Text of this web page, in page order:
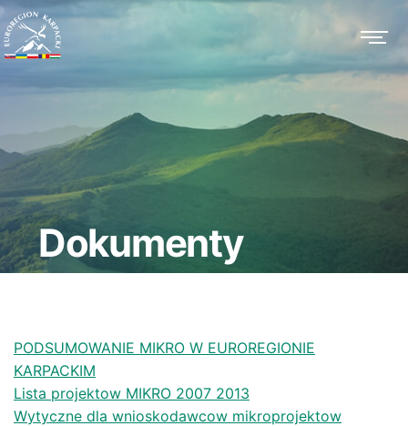
Dokumenty
PODSUMOWANIE MIKRO W EUROREGIONIE
KARPACKIM
Lista projektow MIKRO 2007 2013
Wytyczne dla wnioskodawcow mikroprojektow